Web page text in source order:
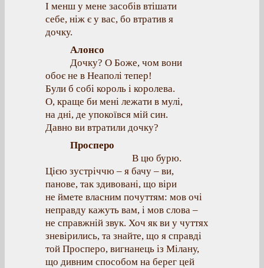
І менш у мене засобів втішати
себе, ніж є у вас, бо втратив я
дочку.
Алонсо
Дочку? О Боже, чом вони
обоє не в Неаполі тепер!
Були б собі король і королева.
О, краще би мені лежати в мулі,
на дні, де упокоївся мій син.
Давно ви втратили дочку?
Просперо
В цю бурю.
Цією зустріччю – я бачу – ви,
панове, так здивовані, що віри
не ймете власним почуттям: мов очі
неправду кажуть вам, і мов слова –
не справжній звук. Хоч як ви у чуттях
зневірились, та знайте, що я справді
той Просперо, вигнанець із Мілану,
що дивним способом на берег цей